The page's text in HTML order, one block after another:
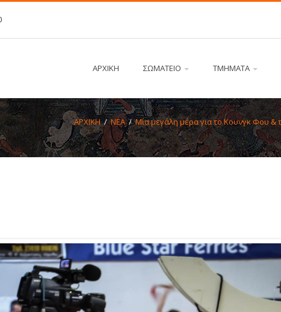
ΑΡΧΙΚΗ ΣΩΜΑΤΕΙΟ ΤΜΗΜΑΤΑ
ΑΡΧΙΚΗ/ΝΕΑ/Μία μεγάλη μέρα για το Κουνγκ Φου &